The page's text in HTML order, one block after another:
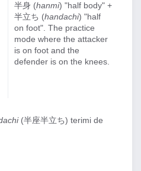
半身 (hanmi) "half body" +
半立ち (handachi) "half
on foot". The practice
mode where the attacker
is on foot and the
defender is on the knees.
(半座半立ち) terimi de